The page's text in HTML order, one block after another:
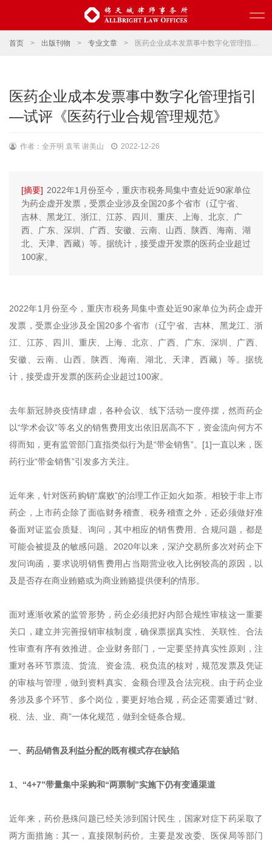
首页 > 出版刊物 > 专业文章 > 医药企业成本发票事中数字化管理指引—试评《医药行业合规管理规范》
医药企业成本发票事中数字化管理指引
—试评《医药行业合规管理规范》
作者：全开明 袁苇 谢美山 2022-12-26
[摘要] 2022年1月份至今，重庆市税务局集中查处近90家单位
为药企虚开发票，受票企业涉及全国20多个省市（辽宁省、
吉林、黑龙江、浙江、江苏、四川、重庆、上海、北京、广
西、广东、深圳、广西、安徽、云南、山西、陕西、海南、湖
北、天津、西藏）等。据统计，接受虚开发票的医药企业超过
100家。
2022年1月份至今，重庆市税务局集中查处近90家单位为药企虚开
发票，受票企业涉及全国20多个省市（辽宁省、吉林、黑龙江、浙
江、江苏、四川、重庆、上海、北京、广西、广东、深圳、广西、
安徽、云南、山西、陕西、海南、湖北、天津、西藏）等。据统
计，接受虚开发票的医药企业超过100家。
去年新冠肺炎疫情肆虐，各种会议、线下活动一度停摆，然而药企
以“学术会议”等名义的销售费用支出依旧居高不下，资金流向何方不
得而知，更有监管部门直指类似行为是“带金销售”。[1]一直以来，医
药行业“带金销售”引发多方关注。
近年来，针对医药购销“腐败”的治理工作正如火如荼。相较于非上市
药企，上市药企除了面临财务稽查、税务稽查之外，还必须做好准
备面对证监会质疑、询问，其中相应的销售费用、合规问题，都是
可能会被提及的敏感问题。2020年以来，深沪交易所多次对药企下
发问询函，要求说明销售费用占当期营业收入比例较高的原因，以
及是否存在商业贿赂或为商业贿赂提供便利的情形。
面对逐渐收紧的监管形势，药企必须把好内部合规性审核这一重要
关口，建立并完善报销审核制度，确保票据真实性、关联性、合法
性审查有序有效推进。企业财务部门，一定要坚持真实性原则，注
重对各环节票流、货流、资金流、税负流的核对，规范发票及凭证
的审核与管理，做到资料真实、金额合理及合法完税。由于药企业
务涉及多个环节、多个岗位，要更好地合规，药企还需要通过“财、
税、法、业、商”一体化规范，做到全链条合规。
一、药品销售及利益分配的既有模式存在缺陷
1、“4+7”带量集中采购和“两票制”实施下仍有变通渠道
近年来，药价悬殊问题已经关涉到国计民生，国家对症下药采取了
两方面措施：其一，直接限制药价。主要是发改委、医保局等部门